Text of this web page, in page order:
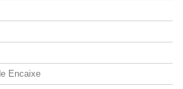
Encaixe